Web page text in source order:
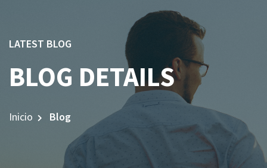
LATEST BLOG
BLOG DETAILS
Inicio Blog